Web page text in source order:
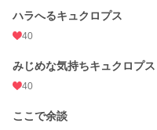
ハラへるキュクロプス
40
みじめな気持ちキュクロプス
40
ここで余談